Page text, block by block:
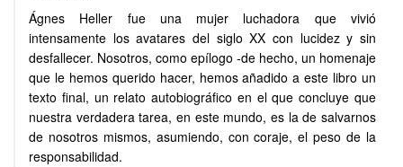
Ágnes Heller fue una mujer luchadora que vivió
intensamente los avatares del siglo XX con lucidez y sin
desfallecer. Nosotros, como epílogo -de hecho, un homenaje
que le hemos querido hacer, hemos añadido a este libro un
texto final, un relato autobiográfico en el que concluye que
nuestra verdadera tarea, en este mundo, es la de salvarnos
de nosotros mismos, asumiendo, con coraje, el peso de la
responsabilidad.